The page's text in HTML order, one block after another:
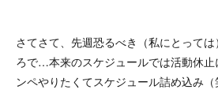
さてさて、先週恐るべき（私にとって
ろで…本来のスケジュールでは活動休止
ンペやりたくてスケジュール詰め込み（